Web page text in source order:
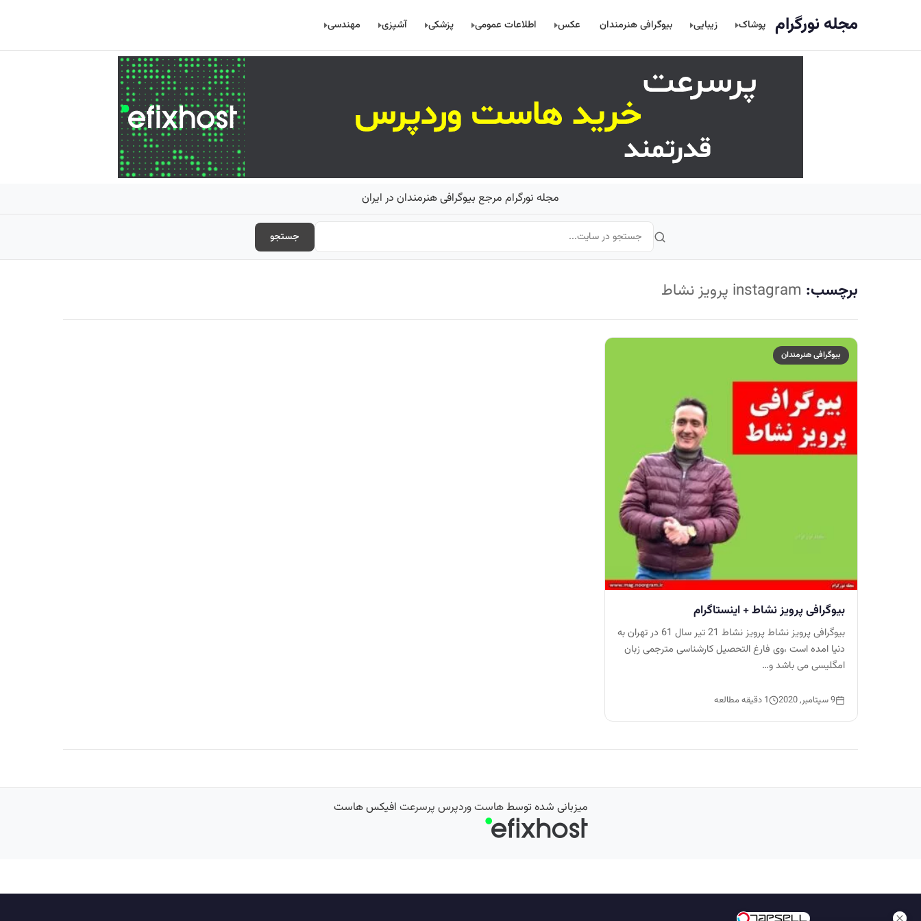
مجله نورگرام پوشاک زیبایی بیوگرافی هنرمندان عکس اطلاعات عمومی پزشکی آشپزی مهندسی
مجله نورگرام مرجع بیوگرافی هنرمندان در ایران
جستجو
برچسب: instagram پرویز نشاط
بیوگرافی هنرمندان
بیوگرافی پرویز نشاط + اینستاگرام
بیوگرافی پرویز نشاط پرویز نشاط 21 تیر سال 61 در تهران به
دنیا امده است ،وی فارغ التحصیل کارشناسی مترجمی زبان
امگلیسی می باشد و…
9 سپتامبر, 2020 1 دقیقه مطالعه
میزبانی شده توسطهاست وردپرس پرسرعت افیکس هاست